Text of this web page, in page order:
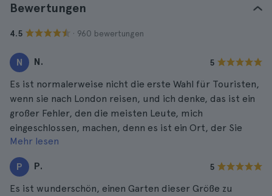
Bewertungen
4.5 · 960 bewertungen
N N. 5
Es ist normalerweise nicht die erste Wahl für Touristen,
wenn sie nach London reisen, und ich denke, das ist ein
großer Fehler, den die meisten Leute, mich
eingeschlossen, machen, denn es ist ein Ort, der Sie
zweifellos sprachlos machen wird.
Mehr lesen
P P. 5
Es ist wunderschön, einen Garten dieser Größe zu